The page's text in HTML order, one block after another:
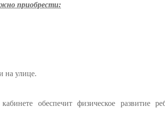
приобрести:
на улице.
обеспечит физическое развитие